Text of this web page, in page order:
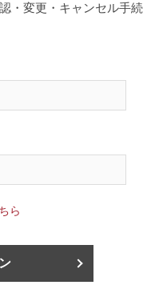
・変更・キャンセル手続
ら